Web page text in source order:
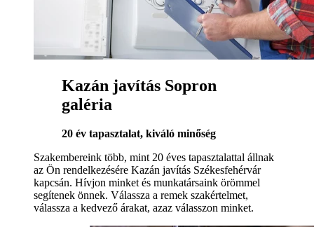
Kazán javítás Sopron
galéria
20 év tapasztalat, kiváló minőség
Szakembereink több, mint 20 éves tapasztalattal állnak
az Ön rendelkezésére Kazán javítás Székesfehérvár
kapcsán. Hívjon minket és munkatársaink örömmel
segítenek önnek. Válassza a remek szakértelmet,
válassza a kedvező árakat, azaz válasszon minket.